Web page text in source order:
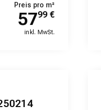
Preis pro m²
5799 €
inkl. MwSt.